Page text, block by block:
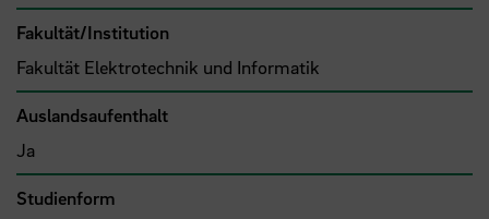
Fakultät/Institution
Fakultät Elektrotechnik und Informatik
Auslandsaufenthalt
Ja
Studienform